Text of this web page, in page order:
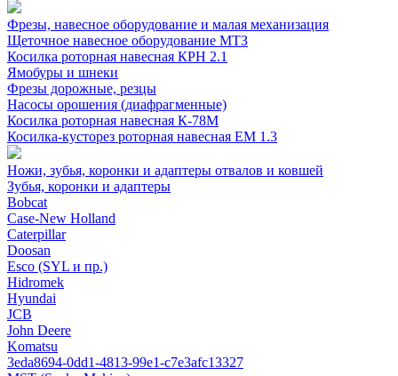
Фрезы, навесное оборудование и малая механизация
Щеточное навесное оборудование МТЗ
Косилка роторная навесная КРН 2.1
Ямобуры и шнеки
Фрезы дорожные, резцы
Насосы орошения (диафрагменные)
Косилка роторная навесная К-78М
Косилка-кусторез роторная навесная ЕМ 1.3
Ножи, зубья, коронки и адаптеры отвалов и ковшей
Зубья, коронки и адаптеры
Bobcat
Case-New Holland
Caterpillar
Doosan
Esco (SYL и пр.)
Hidromek
Hyundai
JCB
John Deere
Komatsu
3eda8694-0dd1-4813-99e1-c7e3afc13327